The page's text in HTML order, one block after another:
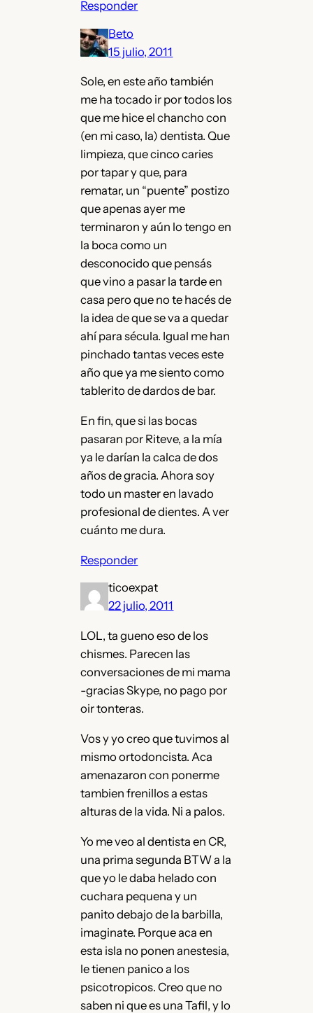
Responder
Beto
15 julio, 2011
Sole, en este año también
me ha tocado ir por todos los
que me hice el chancho con
(en mi caso, la) dentista. Que
limpieza, que cinco caries
por tapar y que, para
rematar, un “puente” postizo
que apenas ayer me
terminaron y aún lo tengo en
la boca como un
desconocido que pensás
que vino a pasar la tarde en
casa pero que no te hacés de
la idea de que se va a quedar
ahí para sécula. Igual me han
pinchado tantas veces este
año que ya me siento como
tablerito de dardos de bar.
En fin, que si las bocas
pasaran por Riteve, a la mía
ya le darían la calca de dos
años de gracia. Ahora soy
todo un master en lavado
profesional de dientes. A ver
cuánto me dura.
Responder
ticoexpat
22 julio, 2011
LOL, ta gueno eso de los
chismes. Parecen las
conversaciones de mi mama
-gracias Skype, no pago por
oir tonteras.
Vos y yo creo que tuvimos al
mismo ortodoncista. Aca
amenazaron con ponerme
tambien frenillos a estas
alturas de la vida. Ni a palos.
Yo me veo al dentista en CR,
una prima segunda BTW a la
que yo le daba helado con
cuchara pequena y un
panito debajo de la barbilla,
imaginate. Porque aca en
esta isla no ponen anestesia,
le tienen panico a los
psicotropicos. Creo que no
saben ni que es una Tafil, y lo